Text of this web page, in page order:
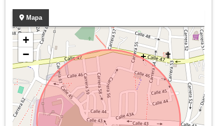
Mapa
+
−